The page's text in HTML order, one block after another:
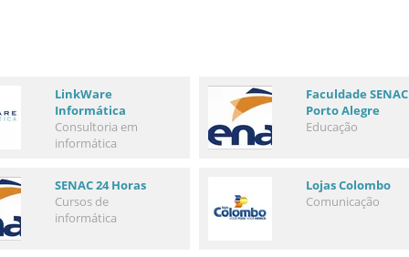
LinkWare
Informática
Consultoria em
informática
Faculdade SENAC
Porto Alegre
Educação
SENAC 24 Horas
Cursos de
informática
Lojas Colombo
Comunicação